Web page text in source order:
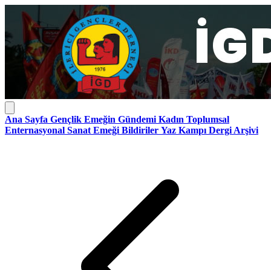
Ana Sayfa Gençlik Emeğin Gündemi Kadın Toplumsal
Enternasyonal Sanat Emeği Bildiriler Yaz Kampı Dergi Arşivi